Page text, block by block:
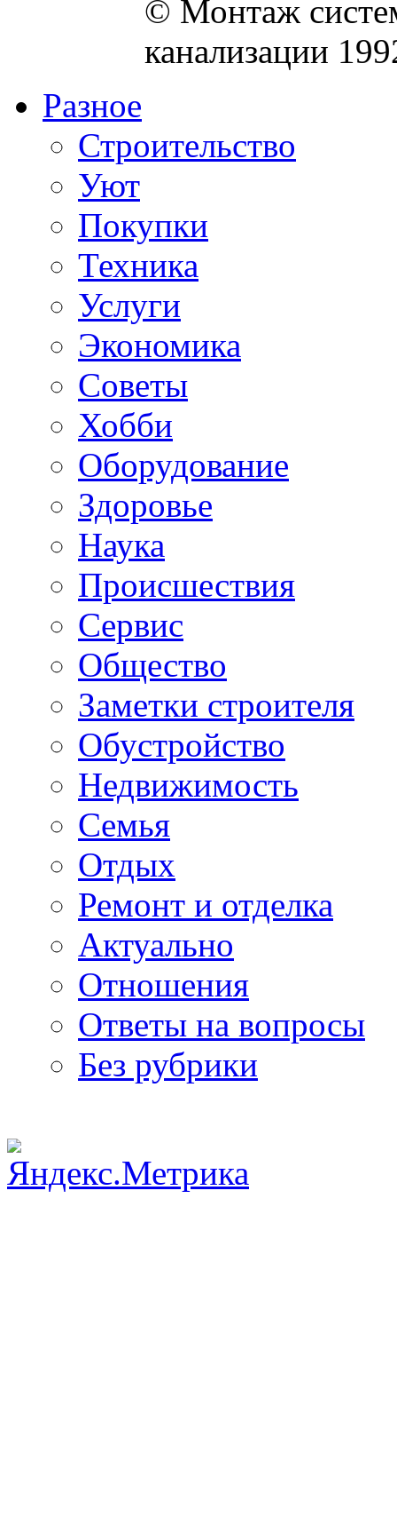
© Монтаж
канализации
Разное
Строительство
Уют
Покупки
Техника
Услуги
Экономика
Советы
Хобби
Oборудование
Здоровье
Наука
Происшествия
Сервис
Общество
Заметки строителя
Обустройство
Недвижимость
Семья
Отдых
Ремонт и отделка
Актуально
Отношения
Ответы на вопросы
Без рубрики